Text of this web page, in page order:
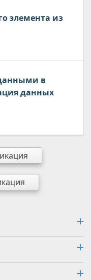
элемента из
в
данных